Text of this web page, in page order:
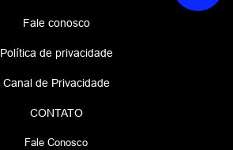
Fale conosco
Política de privacidade
Canal de Privacidade
CONTATO
Fale Conosco